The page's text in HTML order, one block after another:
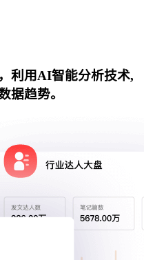
利用AI智能分析技术,
据趋势。